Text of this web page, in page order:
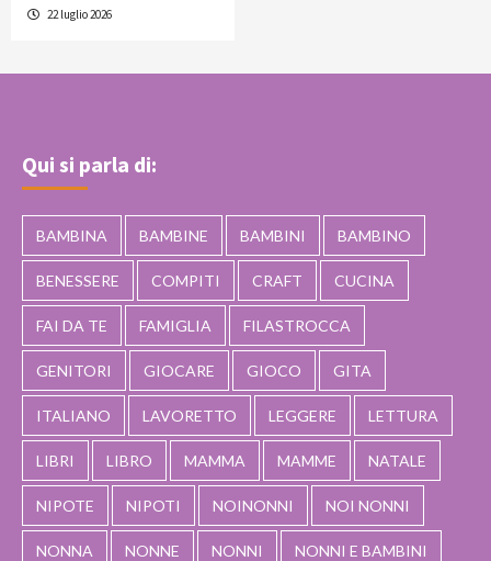
22 luglio 2026
Qui si parla di:
BAMBINA BAMBINE BAMBINI BAMBINO
BENESSERE COMPITI CRAFT CUCINA
FAI DA TE FAMIGLIA FILASTROCCA
GENITORI GIOCARE GIOCO GITA
ITALIANO LAVORETTO LEGGERE LETTURA
LIBRI LIBRO MAMMA MAMME NATALE
NIPOTE NIPOTI NOINONNI NOI NONNI
NONNA NONNE NONNI NONNI E BAMBINI